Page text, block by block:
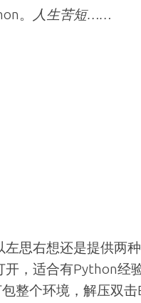
。 人生苦短……
思右想还是提供两
，适合有Python经
整个环境，解压双击